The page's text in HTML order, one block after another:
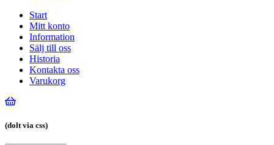
Start
Mitt konto
Information
Sälj till oss
Historia
Kontakta oss
Varukorg
(dolt via css)